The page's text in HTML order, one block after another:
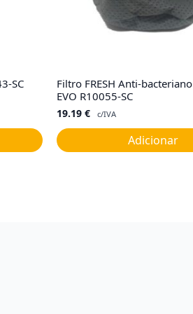
SC
Filtro FRESH Anti-
EVO R10055-SC
19.19 € c/IVA
Adicionar